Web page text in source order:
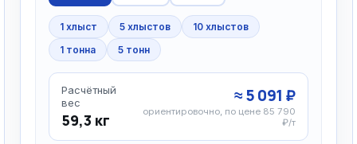
1 хлыст 5 хлыстов
10 хлыстов
1 тонна
5 тонн
Расчётный
вес
59,3 кг
≈ 5 091 ₽
ориентировочно, по цене 85 790
₽/т